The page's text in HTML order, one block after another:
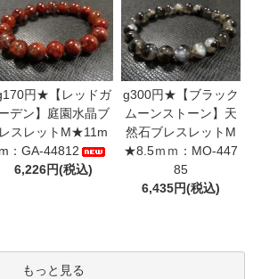
円★【レッドガ
デン】庭園水晶ブ
レスレットM★11m
m：GA-44812
6,226円(税込)
g300円★【ブラック
ムーンストーン】天
然石ブレスレットM
★8.5ｍｍ：MO-447
85
6,435円(税込)
もっと見る